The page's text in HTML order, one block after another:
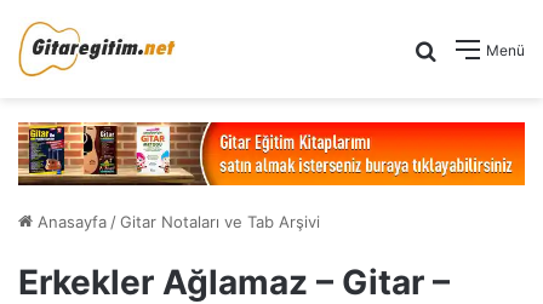
Menü
Arama yap
Anasayfa /Gitar Notaları ve Tab Arşivi
Erkekler Ağlamaz – Gitar –